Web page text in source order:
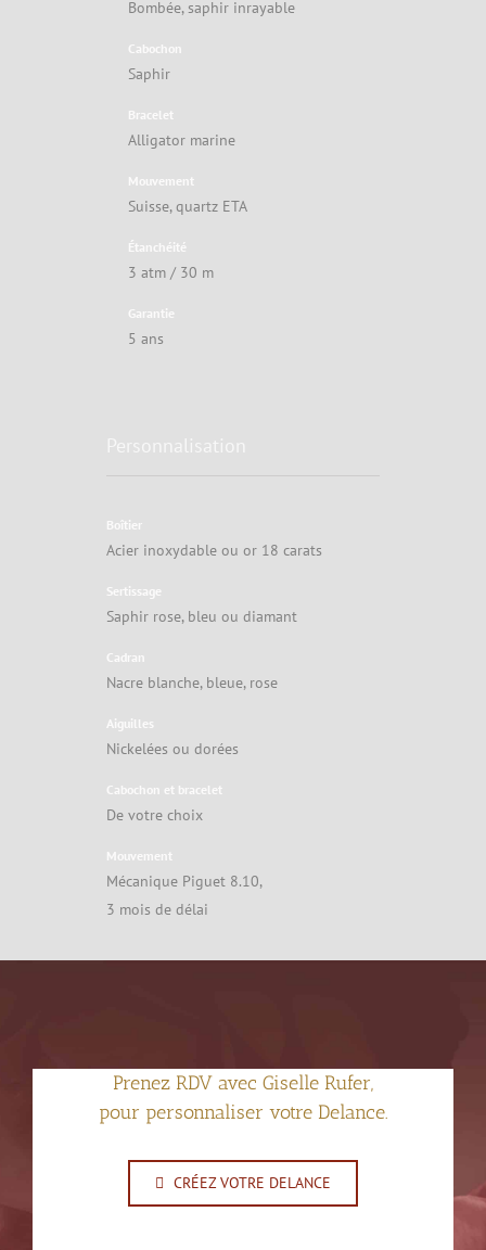
Bombée, saphir inrayable
Cabochon
Saphir
Bracelet
Alligator marine
Mouvement
Suisse, quartz ETA
Étanchéité
3 atm / 30 m
Garantie
5 ans
Boîtier
Acier inoxydable ou or 18 carats
Sertissage
Saphir rose, bleu ou diamant
Cadran
Nacre blanche, bleue, rose
Aiguilles
Nickelées ou dorées
Cabochon et bracelet
De votre choix
Mouvement
Mécanique Piguet 8.10,
3 mois de délai
Prenez RDV avec Giselle Rufer,
pour personnaliser votre Delance.
CRÉEZ VOTRE DELANCE